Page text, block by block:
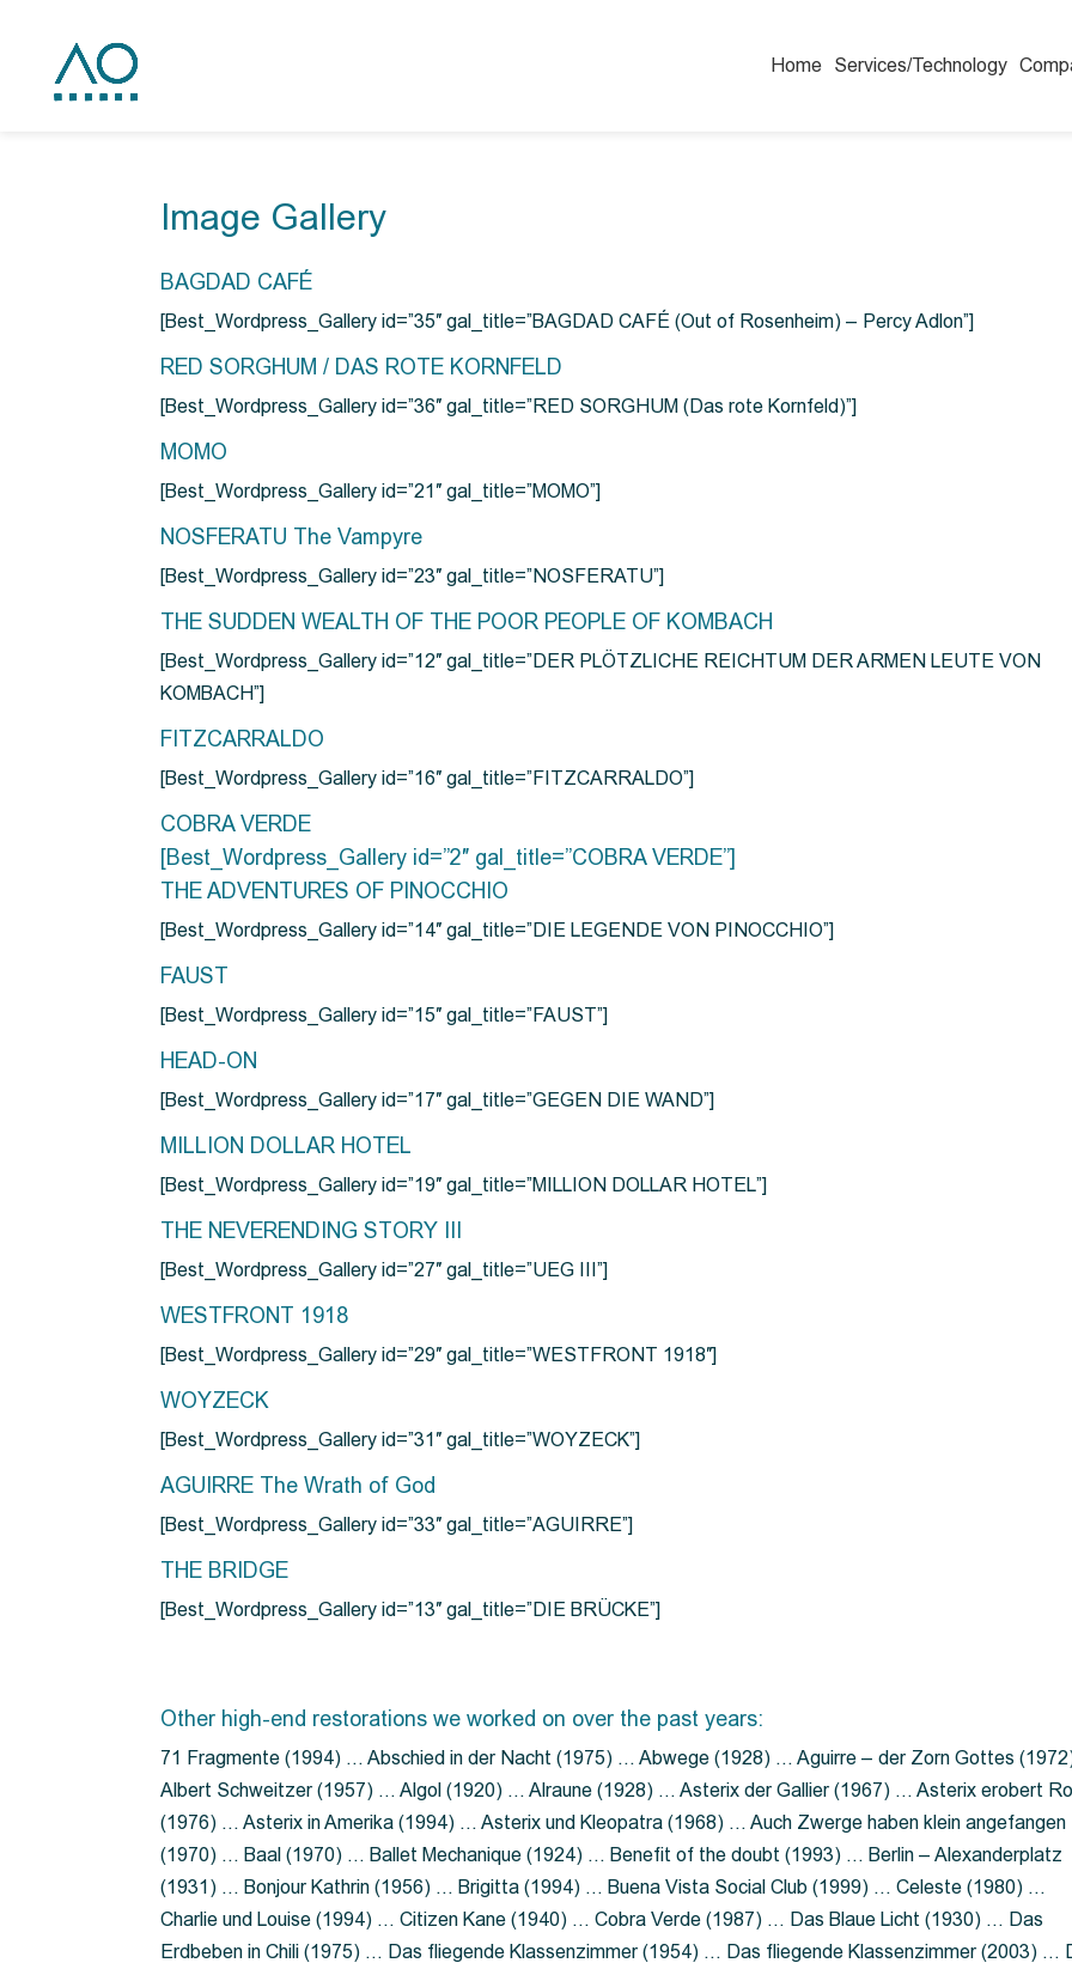
Home Services/Technology
Image Gallery
BAGDAD CAFÉ
[Best_Wordpress_Gallery id=”35″ gal_title=”BAGDAD CAFÉ (Out of Rosenheim) – Percy Adlon”]
RED SORGHUM / DAS ROTE KORNFELD
[Best_Wordpress_Gallery id=”36″ gal_title=”RED SORGHUM (Das rote Kornfeld)”]
MOMO
[Best_Wordpress_Gallery id=”21″ gal_title=”MOMO”]
NOSFERATU The Vampyre
[Best_Wordpress_Gallery id=”23″ gal_title=”NOSFERATU”]
THE SUDDEN WEALTH OF THE POOR PEOPLE OF KOMBACH
[Best_Wordpress_Gallery id=”12″ gal_title=”DER PLÖTZLICHE REICHTUM DER ARMEN LEUTE VON
KOMBACH”]
FITZCARRALDO
[Best_Wordpress_Gallery id=”16″ gal_title=”FITZCARRALDO”]
COBRA VERDE
[Best_Wordpress_Gallery id=”2″ gal_title=”COBRA VERDE”]
THE ADVENTURES OF PINOCCHIO
[Best_Wordpress_Gallery id=”14″ gal_title=”DIE LEGENDE VON PINOCCHIO”]
FAUST
[Best_Wordpress_Gallery id=”15″ gal_title=”FAUST”]
HEAD-ON
[Best_Wordpress_Gallery id=”17″ gal_title=”GEGEN DIE WAND”]
MILLION DOLLAR HOTEL
[Best_Wordpress_Gallery id=”19″ gal_title=”MILLION DOLLAR HOTEL”]
THE NEVERENDING STORY III
[Best_Wordpress_Gallery id=”27″ gal_title=”UEG III”]
WESTFRONT 1918
[Best_Wordpress_Gallery id=”29″ gal_title=”WESTFRONT 1918″]
WOYZECK
[Best_Wordpress_Gallery id=”31″ gal_title=”WOYZECK”]
AGUIRRE The Wrath of God
[Best_Wordpress_Gallery id=”33″ gal_title=”AGUIRRE”]
THE BRIDGE
[Best_Wordpress_Gallery id=”13″ gal_title=”DIE BRÜCKE”]
Other high-end restorations we worked on over the past years:
71 Fragmente (1994) … Abschied in der Nacht (1975) … Abwege (1928) … Aguirre – der Zorn Gottes
Albert Schweitzer (1957) … Algol (1920) … Alraune (1928) … Asterix der Gallier (1967) … Asterix erobert
(1976) … Asterix in Amerika (1994) … Asterix und Kleopatra (1968) … Auch Zwerge haben klein angefangen
(1970) … Baal (1970) … Ballet Mechanique (1924) … Benefit of the doubt (1993) … Berlin – Alexanderplatz
(1931) … Bonjour Kathrin (1956) … Brigitta (1994) … Buena Vista Social Club (1999) … Celeste (1980) …
Charlie und Louise (1994) … Citizen Kane (1940) … Cobra Verde (1987) … Das Blaue Licht (1930) … Das
Erdbeben in Chili (1975) … Das fliegende Klassenzimmer (1954) … Das fliegende Klassenzimmer (2003) …